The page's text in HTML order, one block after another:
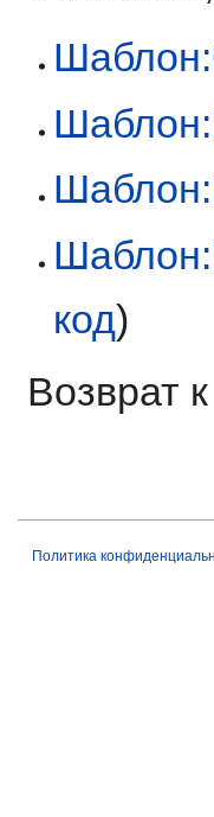
код)
Возврат
Политика